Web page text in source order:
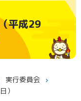
平成29
実行委員会
）